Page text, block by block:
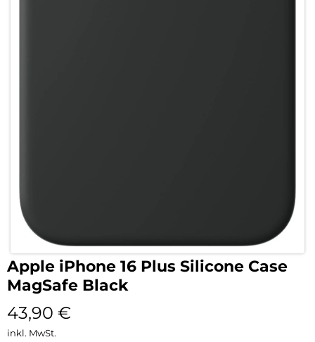
Apple iPhone 16 Plus Silicone Case
MagSafe Black
43,90 €
inkl. MwSt.